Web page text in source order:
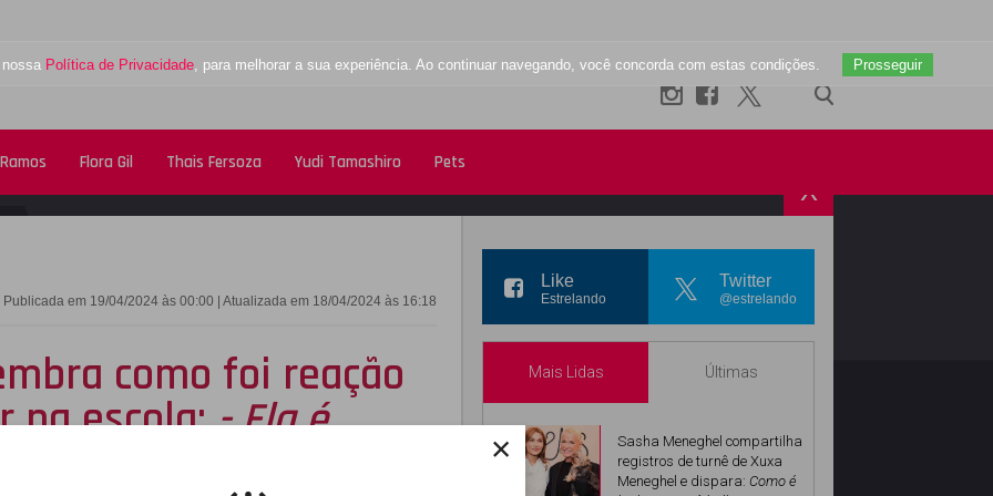
×
Política de Privacidade, para melhorar a sua experiência. Ao continuar navegando, você concorda com estas condições. Prosseguir
Flora Gil Thais Fersoza Yudi Tamashiro Pets
X
Publicada em 19/04/2024 às 00:00 | Atualizada em 18/04/2024 às 16:18
como foi reação
na escola:- Ela é
Like
Estrelando
Twitter
@estrelando
Mais Lidas Últimas
Sasha Meneghel compartilha
registros de turnê de Xuxa
Meneghel e dispara: Como é
INSTAGRAM